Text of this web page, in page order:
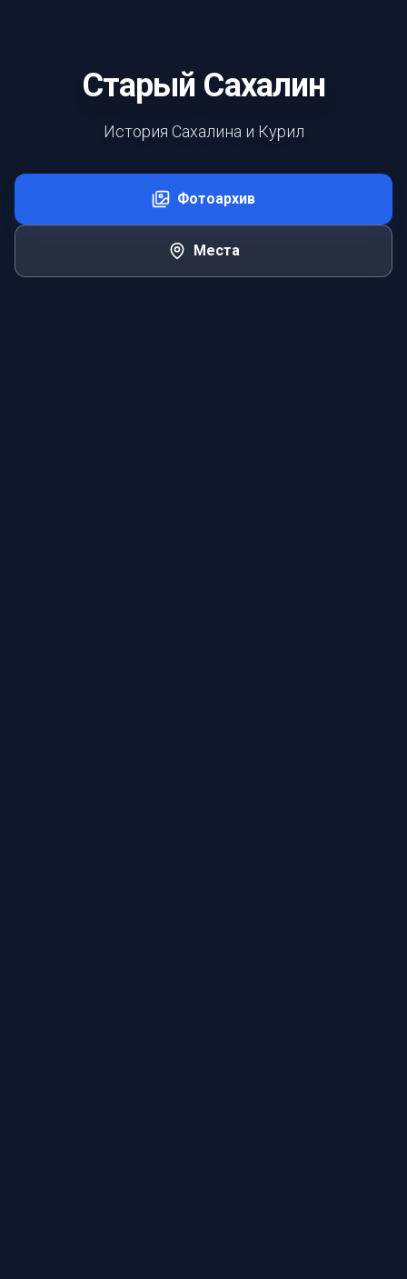
Старый Сахалин
История Сахалина и Курил
Фотоархив
Места